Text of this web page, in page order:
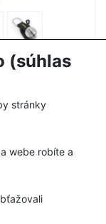
(súhlas
stránky
webe robíte a